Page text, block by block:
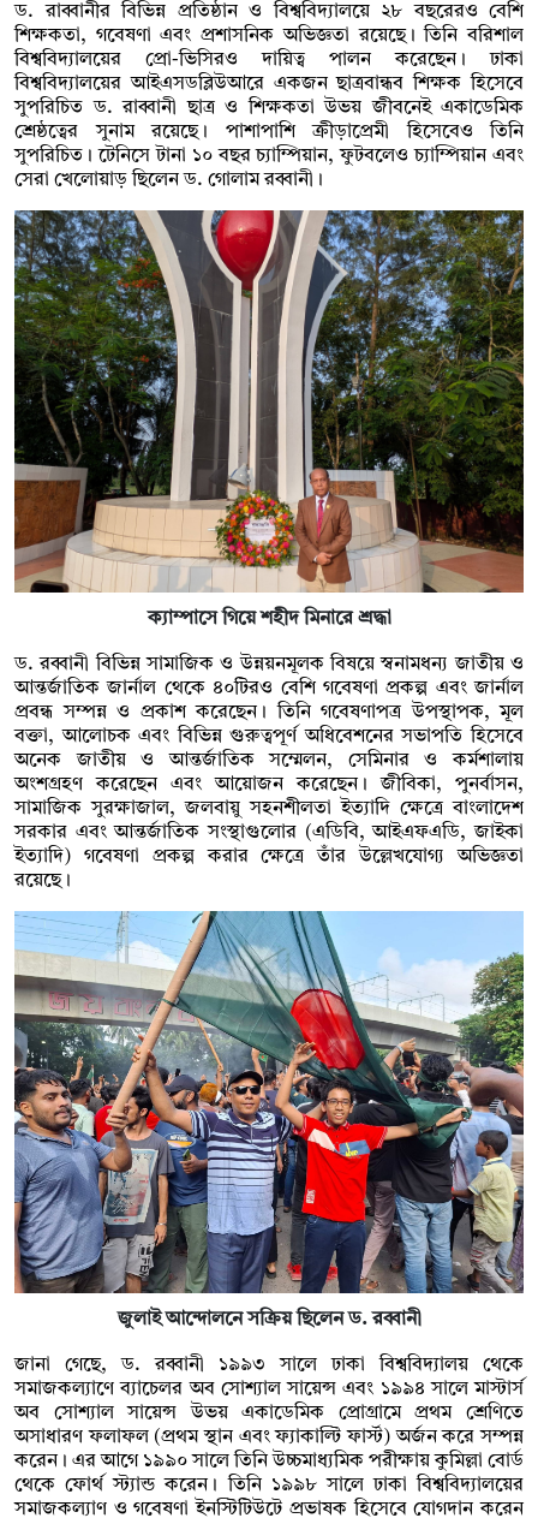
ড. রাব্বানীর বিভিন্ন প্রতিষ্ঠান ও বিশ্ববিদ্যালয়ে ২৮ বছরেরও বেশি
শিক্ষকতা, গবেষণা এবং প্রশাসনিক অভিজ্ঞতা রয়েছে। তিনি বরিশাল
বিশ্ববিদ্যালয়ের প্রো-ভিসিরও দায়িত্ব পালন করেছেন। ঢাকা
বিশ্ববিদ্যালয়ের আইএসডব্লিউআরে একজন ছাত্রবান্ধব শিক্ষক হিসেবে
সুপরিচিত ড. রাব্বানী ছাত্র ও শিক্ষকতা উভয় জীবনেই একাডেমিক
শ্রেষ্ঠত্বের সুনাম রয়েছে। পাশাপাশি ক্রীড়াপ্রেমী হিসেবেও তিনি
সুপরিচিত। ‌টে‌নি‌সে টানা ১০ বছর চ্যাম্পিয়ান, ফুটব‌লেও চ্যাম্পিয়ান এবং
সেরা খে‌লোয়াড় ছিলেন ড. গোলাম রব্বানী।
ক্যাম্পাসে গিয়ে শহীদ মিনারে শ্রদ্ধা
ড. রব্বানী বিভিন্ন সামাজিক ও উন্নয়নমূলক বিষয়ে স্বনামধন্য জাতীয় ও
আন্তর্জাতিক জার্নাল থেকে ৪০টিরও বেশি গবেষণা প্রকল্প এবং জার্নাল
প্রবন্ধ সম্পন্ন ও প্রকাশ করেছেন। তিনি গবেষণাপত্র উপস্থাপক, মূল
বক্তা, আলোচক এবং বিভিন্ন গুরুত্বপূর্ণ অধিবেশনের সভাপতি হিসেবে
অনেক জাতীয় ও আন্তর্জাতিক সম্মেলন, সেমিনার ও কর্মশালায়
অংশগ্রহণ করেছেন এবং আয়োজন করেছেন। জীবিকা, পুনর্বাসন,
সামাজিক সুরক্ষাজাল, জলবায়ু সহনশীলতা ইত্যাদি ক্ষেত্রে বাংলাদেশ
সরকার এবং আন্তর্জাতিক সংস্থাগুলোর (এডিবি, আইএফএডি, জাইকা
ইত্যাদি) গবেষণা প্রকল্প করার ক্ষেত্রে তাঁর উল্লেখযোগ্য অভিজ্ঞতা
রয়েছে।
জুলাই আন্দোলনে সক্রিয় ছিলেন ড. রব্বানী
জানা গেছে, ড. রব্বানী ১৯৯৩ সালে ঢাকা বিশ্ববিদ্যালয় থেকে
সমাজকল্যাণে ব্যাচেলর অব সোশ্যাল সায়েন্স এবং ১৯৯৪ সালে মাস্টার্স
অব সোশ্যাল সায়েন্স উভয় একাডেমিক প্রোগ্রামে প্রথম শ্রেণিতে
অসাধারণ ফলাফল (প্রথম স্থান এবং ফ্যাকাল্টি ফার্স্ট) অর্জন করে সম্পন্ন
করেন। এর আগে ১৯৯০ সালে তিনি উচ্চমাধ‌্যমিক পরীক্ষায় কু‌মিল্লা বোর্ড
থে‌কে ফোর্থ স্ট‌্যান্ড ক‌রেন। তিনি ১৯৯৮ সালে ঢাকা বিশ্ববিদ্যালয়ের
সমাজকল্যাণ ও গবেষণা ইনস্টিটিউটে প্রভাষক হিসেবে যোগদান করেন